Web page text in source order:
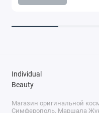
Individual
Beauty
Магазин оригинальной
Симферополь, Маршала